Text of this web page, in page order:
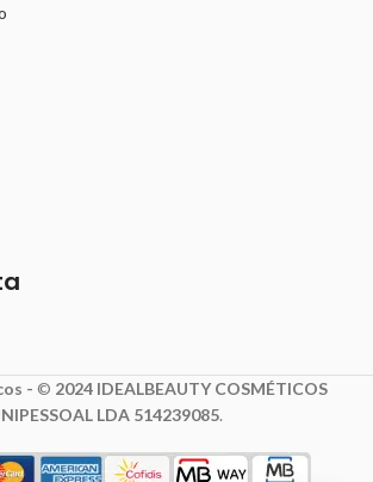
- © 2024 IDEALBEAUTY COSMÉTICOS
LDA 514239085.